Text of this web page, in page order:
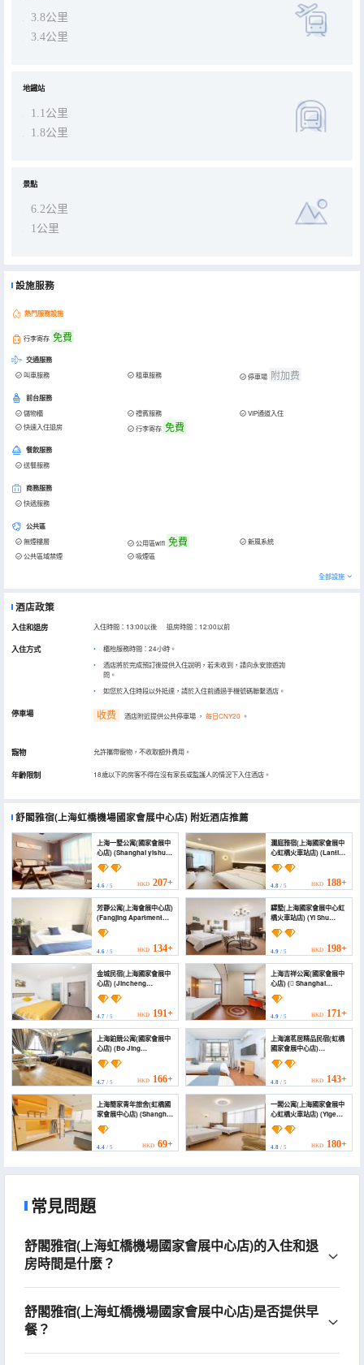
3.8公里
3.4公里
地鐵站
1.1公里
1.8公里
景點
6.2公里
1公里
設施服務
熱門服務設施
行李寄存 免費
交通服務
叫車服務 租車服務 停車場 附加费
前台服務
儲物櫃 禮賓服務
VIP通道入住
快速入住退房
行李寄存 免費
餐飲服務
送餐服務
商務服務
快遞服務
公共區
無煙樓層 公用區wifi 免費
新風系統
公共區域禁煙
吸煙區
全部設施
酒店政策
入住和退房 入住時間：13:00以後 退房時間：12:00以前
入住方式
櫃枱服務時間：24小時。
酒店將於完成預訂後提供入住說明，若未收到，請向永安旅遊詢
問。
如您於入住時段以外抵達，請於入住前通過手機號碼聯繫酒店。
停車場 收费 酒店附近提供公共停車場 ， 每日CNY20 。
寵物 允許攜帶寵物，不收取額外費用。
年齡限制 18歲以下的房客不得在沒有家長或監護人的情況下入住酒店。
舒閣雅宿(上海虹橋機場國家會展中心店) 附近酒店推薦
上海一墅公寓(國家會展中
心店) (Shanghai yishu
residence (national
convention and
exhibition center))
4.6 / 5 HKD 207+
瀾庭雅宿(上海國家會展中
心虹橋火車站店) (Lanting
Homestay (Shanghai
National Exhibition and
Convention Center
Hongqiao Railway
Station))
4.8/ 5 HKD 188+
芳靜公寓(上海會展中心店)
(Fangjing Apartment
(Shanghai Convention
and Exhibition Center
4.6 / 5 HKD 134+
驛墅(上海國家會展中心虹
橋火車站店) (Yi Shu
(Shanghai National
Convention &
Exhibition Center,
Hongqiao Railway
Station Branch))
4.9/ 5 HKD 198+
金城民宿(上海國家會展中
心店) (Jincheng
Boutique Theme
Apartment)
4.7 / 5 HKD 191+
上海吉祥公寓(國家會展中
心店) ( Shanghai
Jixiang Apartment
(National Convention
and Exhibition Center
Store))
4.9/ 5 HKD 171+
上海鉑競公寓(國家會展中
心店) (Bo Jing
Apartment)
4.7 / 5 HKD 166+
上海滬茗居精品民宿(虹橋
國家會展中心店)
(Shanghai Humingju
Boutique Homestay
(Hongqiao National
Exhibition and
Convention Center))
4.8/ 5 HKD 143+
上海簡家青年旅舍(虹橋國
家會展中心店) (Shanghai
Jianjia Hostel
(Hongqiao National
Exhibition and
Convention Center))
4.4 / 5 HKD 69+
一閣公寓(上海國家會展中
心虹橋火車站店) (Yige
Apartment (Shanghai
National Exhibition and
Convention Center
Hongqiao Railway
4.8/ 5 HKD 180+
常見問題
舒閣雅宿(上海虹橋機場國家會展中心店)的入住和退
房時間是什麼？
舒閣雅宿(上海虹橋機場國家會展中心店)是否提供早
餐？